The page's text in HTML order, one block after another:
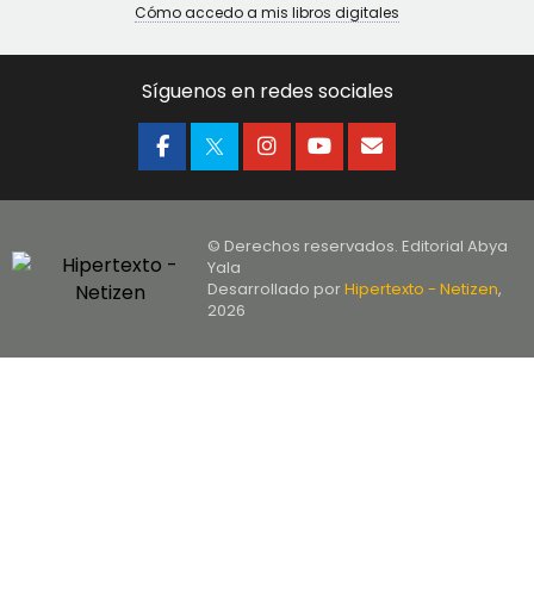
Cómo accedo a mis libros digitales
Síguenos en redes sociales
© Derechos reservados. Editorial Abya
Yala
Desarrollado porHipertexto - Netizen,
2026